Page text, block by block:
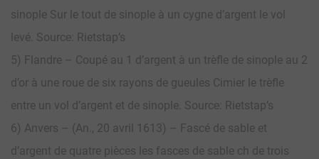
sinople Sur le tout de sinople à un cygne d’argent le vol
levé. Source: Rietstap’s
5) Flandre – Coupé au 1 d’argent à un trèfle de sinople au 2
d’or à une roue de six rayons de gueules Cimier le trèfle
entre un vol d’argent et de sinople. Source: Rietstap’s
6) Anvers – (An., 20 avril 1613) – Fascé de sable et
d’argent de quatre pièces les fasces de sable ch de trois